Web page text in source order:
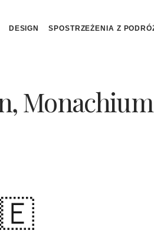
DESIGN SPOSTRZEŻENIA Z